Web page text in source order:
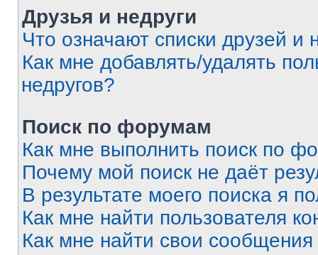
Друзья и недруги
Что означают списки друзей и
Как мне добавлять/удалять
недругов?
Поиск по форумам
Как мне выполнить поиск по
Почему мой поиск не даёт
В результате моего поиска я
Как мне найти пользователя
Как мне найти свои